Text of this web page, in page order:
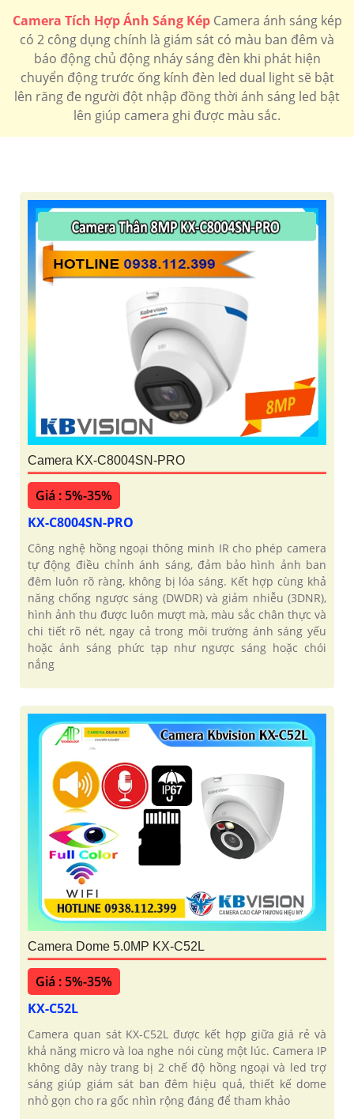
Camera Tích Hợp Ánh Sáng KépCamera ánh sáng kép
có 2 công dụng chính là giám sát có màu ban đêm và
báo động chủ động nháy sáng đèn khi phát hiện
chuyển động trước ống kính đèn led dual light sẽ bật
lên răng đe người đột nhập đồng thời ánh sáng led bật
lên giúp camera ghi được màu sắc.
Camera KX-C8004SN-PRO
Giá : 5%-35%
KX-C8004SN-PRO
Công nghệ hồng ngoại thông minh IR cho phép camera
tự động điều chỉnh ánh sáng, đảm bảo hình ảnh ban
đêm luôn rõ ràng, không bị lóa sáng. Kết hợp cùng khả
năng chống ngược sáng (DWDR) và giảm nhiễu (3DNR),
hình ảnh thu được luôn mượt mà, màu sắc chân thực và
chi tiết rõ nét, ngay cả trong môi trường ánh sáng yếu
hoặc ánh sáng phức tạp như ngược sáng hoặc chói
nắng
Camera Dome 5.0MP KX-C52L
Giá : 5%-35%
KX-C52L
Camera quan sát KX-C52L được kết hợp giữa giá rẻ và
khả năng micro và loa nghe nói cùng một lúc. Camera IP
không dây này trang bị 2 chế độ hồng ngoại và led trợ
sáng giúp giám sát ban đêm hiệu quả, thiết kế dome
nhỏ gọn cho ra gốc nhìn rộng đáng để tham khảo